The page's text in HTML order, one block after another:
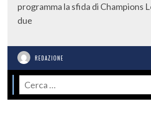
programma la sfida di Champions
due
REDAZIONE